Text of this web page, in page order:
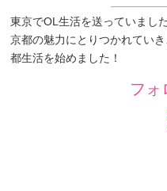
東京でOL生活を送っていまし
京都の魅力にとりつかれてい
都生活を始めました！
フォ